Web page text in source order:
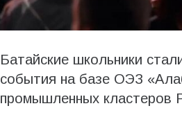
Батайские школьники
события на базе ОЭЗ
промышленных кластеров